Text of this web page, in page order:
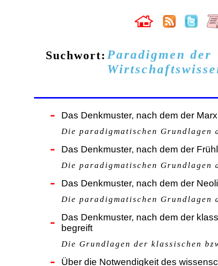
Suchwort: Paradigmen der
Das Denkmuster, nach dem der
Die paradigmatischen Grundlagen
Das Denkmuster, nach dem der
Die paradigmatischen
Das Denkmuster, nach dem der
Die paradigmatischen Grundlagen
Das Denkmuster, nach dem der
begreift
Die Grundlagen der klassischen
Über die Notwendigkeit des